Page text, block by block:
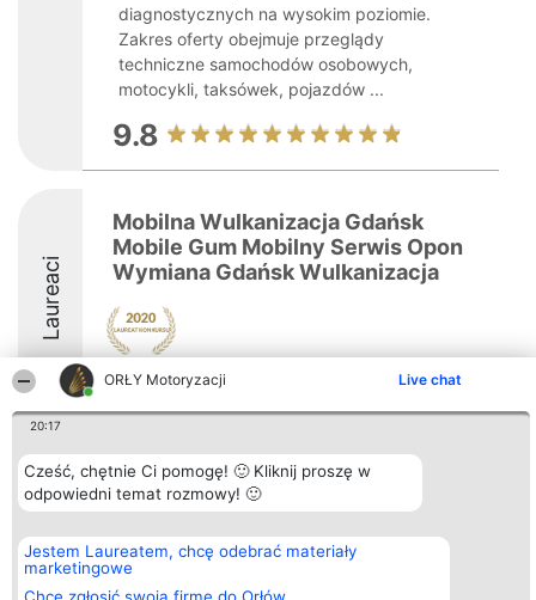
ORŁY Motoryzacji Live chat
20:17
Cześć, chętnie Ci pomogę! 🙂 Kliknij proszę w
odpowiedni temat rozmowy! 🙂
Jestem Laureatem, chcę odebrać materiały
marketingowe
diagnostycznych na wysokim poziomie.
Zakres oferty obejmuje przeglądy
techniczne samochodów osobowych,
motocykli, taksówek, pojazdów ...
9.8
Laureaci
Mobilna Wulkanizacja Gdańsk
Mobile Gum Mobilny Serwis Opon
Wymiana Gdańsk Wulkanizacja
Organizator plebiscytu
Bright Side Solutions sp. z o.
o. sp. k.
Wrocław 50-079
KRS 0000749100 | Regon
381313360 | NIP 8943132676
Plebiscyt
Laureaci
Lista
Laureatów
Zasady
Kontakt